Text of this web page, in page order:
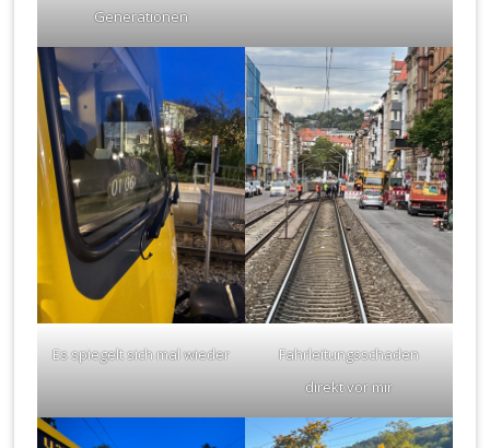
Generationen
Es spiegelt sich mal wieder
Fahrleitungsschaden
direkt vor mir